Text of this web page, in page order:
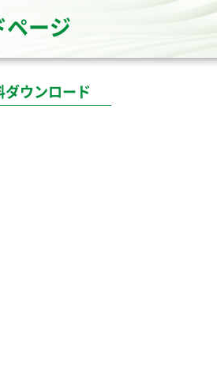
ージ
ウンロード